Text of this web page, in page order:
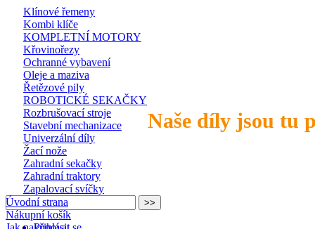
Naše díly jsou tu
Klínové řemeny
Kombi klíče
KOMPLETNÍ MOTORY
Křovinořezy
Ochranné vybavení
Oleje a maziva
Řetězové pily
ROBOTICKÉ SEKAČKY
Rozbrušovací stroje
Stavební mechanizace
Univerzální díly
Žací nože
Zahradní sekačky
Zahradní traktory
Zapalovací svíčky
Úvodní strana
Nákupní košík